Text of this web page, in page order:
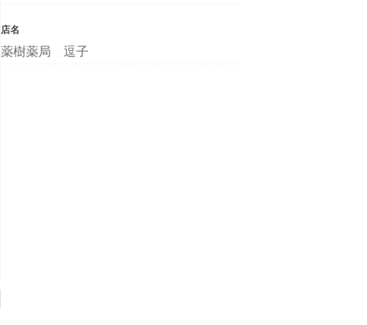
店名
薬樹薬局 逗子